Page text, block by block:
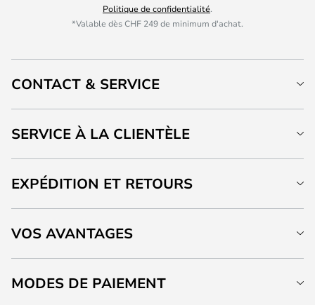
Politique de confidentialité.
*Valable dès CHF 249 de minimum d'achat.
CONTACT & SERVICE
SERVICE À LA CLIENTÈLE
EXPÉDITION ET RETOURS
VOS AVANTAGES
MODES DE PAIEMENT